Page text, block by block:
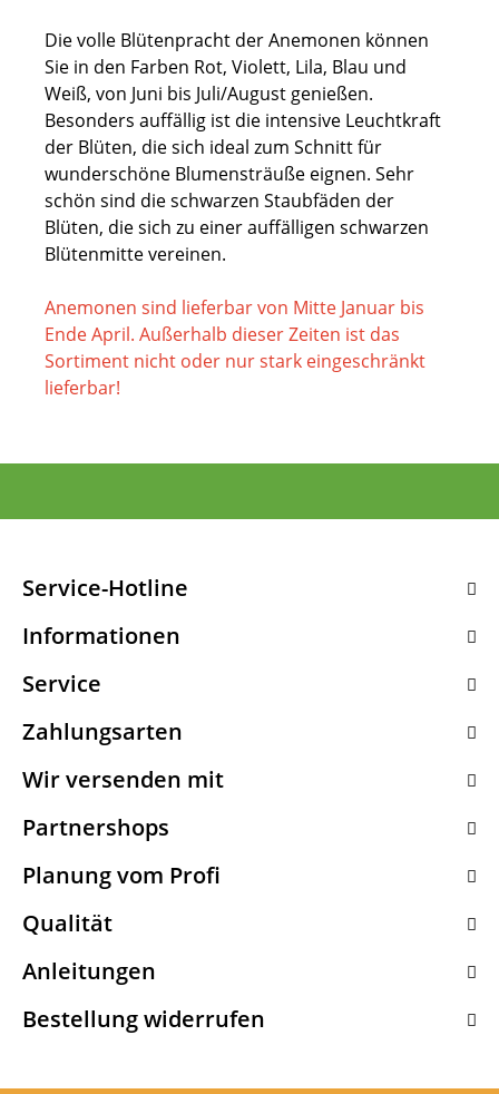
Die volle Blütenpracht der Anemonen können
Sie in den Farben Rot, Violett, Lila, Blau und
Weiß, von Juni bis Juli/August genießen.
Besonders auffällig ist die intensive Leuchtkraft
der Blüten, die sich ideal zum Schnitt für
wunderschöne Blumensträuße eignen. Sehr
schön sind die schwarzen Staubfäden der
Blüten, die sich zu einer auffälligen schwarzen
Blütenmitte vereinen.
Anemonen sind lieferbar von Mitte Januar bis
Ende April. Außerhalb dieser Zeiten ist das
Sortiment nicht oder nur stark eingeschränkt
lieferbar!
Service-Hotline
Informationen
Service
Zahlungsarten
Wir versenden mit
Partnershops
Planung vom Profi
Qualität
Anleitungen
Bestellung widerrufen